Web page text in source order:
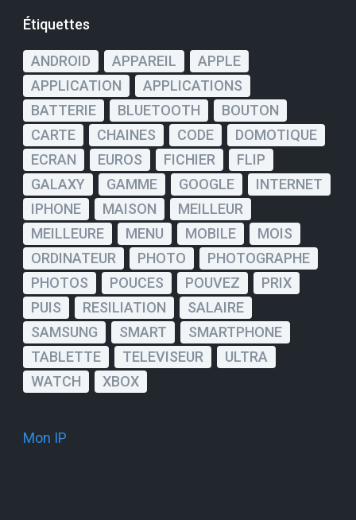
Étiquettes
ANDROID APPAREIL
APPLE
APPLICATION
APPLICATIONS
BATTERIE
BLUETOOTH
BOUTON
CARTE
CHAINES CODE
DOMOTIQUE
ECRAN
EUROS FICHIER
FLIP
GALAXY
GAMME GOOGLE
INTERNET
IPHONE
MAISON
MEILLEUR
MEILLEURE
MENU MOBILE
MOIS
ORDINATEUR
PHOTO
PHOTOGRAPHE
PHOTOS
POUCES POUVEZ
PRIX
PUIS
RESILIATION
SALAIRE
SAMSUNG
SMART
SMARTPHONE
TABLETTE
TELEVISEUR
ULTRA
WATCH
XBOX
Mon IP